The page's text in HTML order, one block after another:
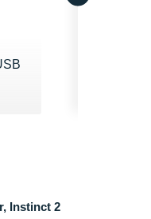
Instinct 2